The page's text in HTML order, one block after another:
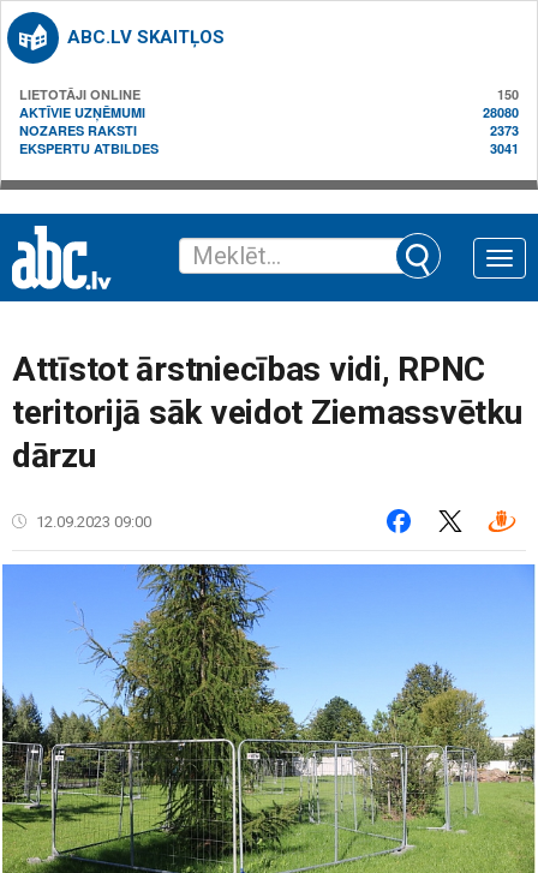
ABC.LV SKAITĻOS
LIETOTĀJI ONLINE
150
AKTĪVIE UZŅĒMUMI
28080
NOZARES RAKSTI
2373
EKSPERTU ATBILDES
3041
Toggle
Attīstot ārstniecības vidi, RPNC
teritorijā sāk veidot Ziemassvētku
dārzu
12.09.2023 09:00